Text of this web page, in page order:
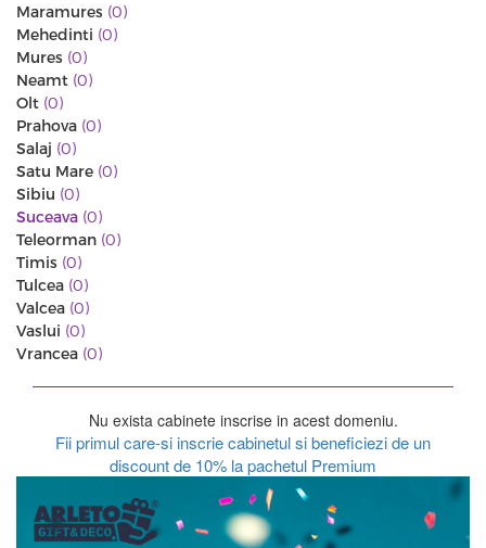
Maramures (0)
Mehedinti (0)
Mures (0)
Neamt (0)
Olt (0)
Prahova (0)
Salaj (0)
Satu Mare (0)
Sibiu (0)
Suceava (0)
Teleorman (0)
Timis (0)
Tulcea (0)
Valcea (0)
Vaslui (0)
Vrancea (0)
Nu exista cabinete inscrise in acest domeniu.
Fii primul care-si inscrie cabinetul si beneficiezi de un
discount de 10% la pachetul Premium